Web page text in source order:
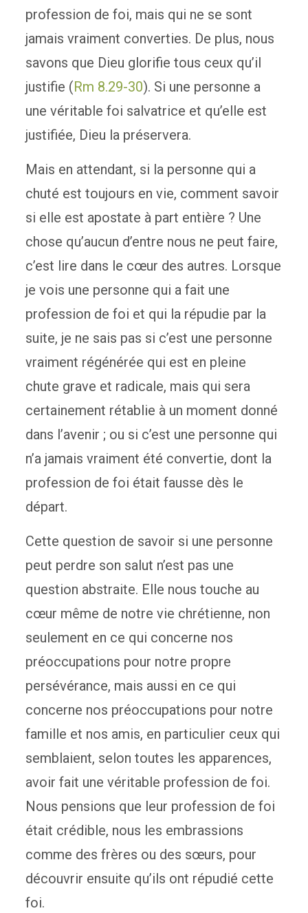
profession de foi, mais qui ne se sont
jamais vraiment converties. De plus, nous
savons que Dieu glorifie tous ceux qu’il
justifie (Rm 8.29-30). Si une personne a
une véritable foi salvatrice et qu’elle est
justifiée, Dieu la préservera.
Mais en attendant, si la personne qui a
chuté est toujours en vie, comment savoir
si elle est apostate à part entière ? Une
chose qu’aucun d’entre nous ne peut faire,
c’est lire dans le cœur des autres. Lorsque
je vois une personne qui a fait une
profession de foi et qui la répudie par la
suite, je ne sais pas si c’est une personne
vraiment régénérée qui est en pleine
chute grave et radicale, mais qui sera
certainement rétablie à un moment donné
dans l’avenir ; ou si c’est une personne qui
n’a jamais vraiment été convertie, dont la
profession de foi était fausse dès le
départ.
Cette question de savoir si une personne
peut perdre son salut n’est pas une
question abstraite. Elle nous touche au
cœur même de notre vie chrétienne, non
seulement en ce qui concerne nos
préoccupations pour notre propre
persévérance, mais aussi en ce qui
concerne nos préoccupations pour notre
famille et nos amis, en particulier ceux qui
semblaient, selon toutes les apparences,
avoir fait une véritable profession de foi.
Nous pensions que leur profession de foi
était crédible, nous les embrassions
comme des frères ou des sœurs, pour
découvrir ensuite qu’ils ont répudié cette
foi.